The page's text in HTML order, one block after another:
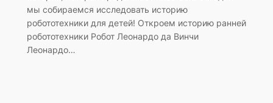
мы собираемся исследовать историю
робототехники для детей! Откроем историю ранней
робототехники Робот Леонардо да Винчи
Леонардо…